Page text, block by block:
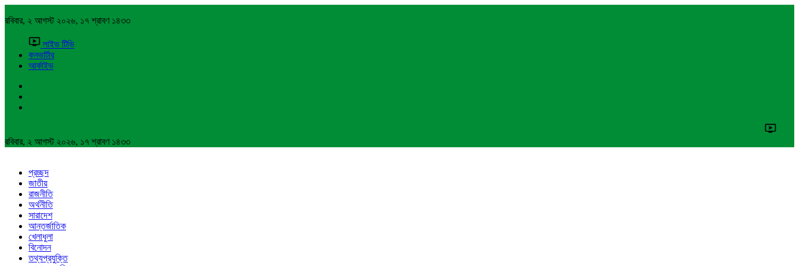
রবিবার, ২ আগস্ট ২০২৬, ১৭ শ্রাবণ ১৪৩৩
লাইভ টিভি
কনভার্টার
আর্কাইভ
রবিবার, ২ আগস্ট ২০২৬, ১৭ শ্রাবণ ১৪৩৩
প্রচ্ছদ
জাতীয়
রাজনীতি
অর্থনীতি
সারাদেশ
আন্তর্জাতিক
খেলাধুলা
বিনোদন
তথ্যপ্রযুক্তি